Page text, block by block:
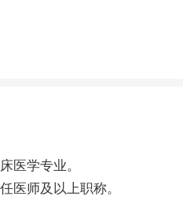
医学专业。
医师及以上职称。